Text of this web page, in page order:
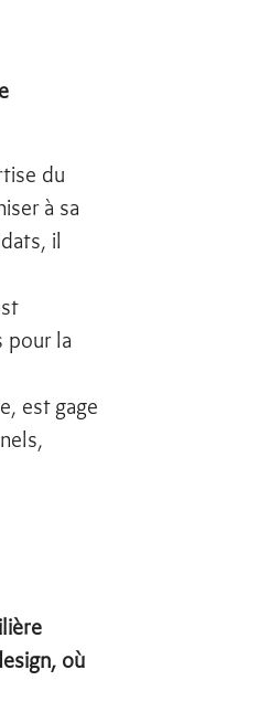
du
à sa
il
pour la
est gage
où